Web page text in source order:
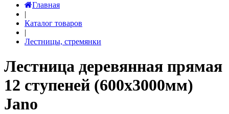
Главная
|
Каталог товаров
|
Лестницы, стремянки
Лестница деревянная прямая
12 ступеней (600х3000мм)
Jano